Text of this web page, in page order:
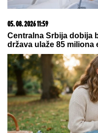
06. 08. 2026 07:08
Evo u kojim banjama
kompletan spisak